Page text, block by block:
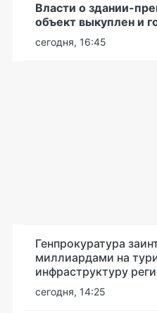
Власти о здании-
объект выкуплен и
сегодня, 16:45
Генпрокуратура
миллиардами на
инфраструктуру
сегодня, 14:25